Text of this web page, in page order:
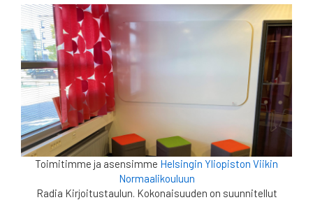
Toimitimme ja asensimme Helsingin Yliopiston Viikin
Normaalikouluun
Radia Kirjoitustaulun. Kokonaisuuden on suunnitellut